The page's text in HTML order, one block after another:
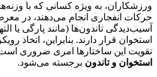
ورزشکاران، به ویژه کسانی که با
حرکات انفجاری انجام می‌دهند، در
آسیب‌دیدگی تاندون‌ها (مانند پارگی یا
استخوان قرار دارند. بنابراین، اتخاذ
تقویت این ساختارها امری ضروری
استخوان و تاندون برجسته می‌شود.